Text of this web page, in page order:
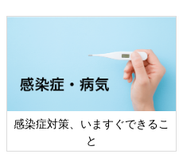
感染症対策、いますぐできるこ
と